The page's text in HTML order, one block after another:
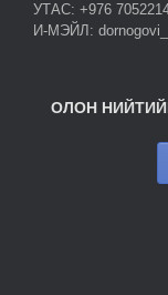
УТАС: +976
И-МЭЙЛ:
ОЛОН